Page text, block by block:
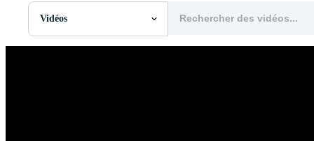
Vidéos
Toutes Images